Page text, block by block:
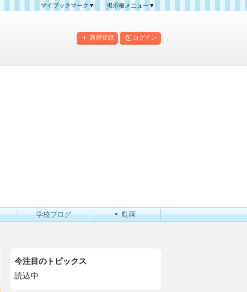
マイブックマーク▼
掲示板メニュー▼
掲示板マップ
新規登録 ログイン
学校ブログ 動画
今注目のトピックス
読込中